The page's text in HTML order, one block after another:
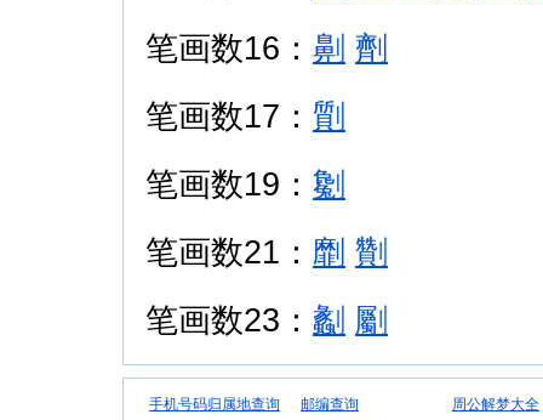
笔画数16： 劓 劑
笔画数17： 劕
笔画数19： 劖
笔画数21： 劘 劗
笔画数23： 劙 劚
手机号码归属地查询 邮编查询
周公解梦大全